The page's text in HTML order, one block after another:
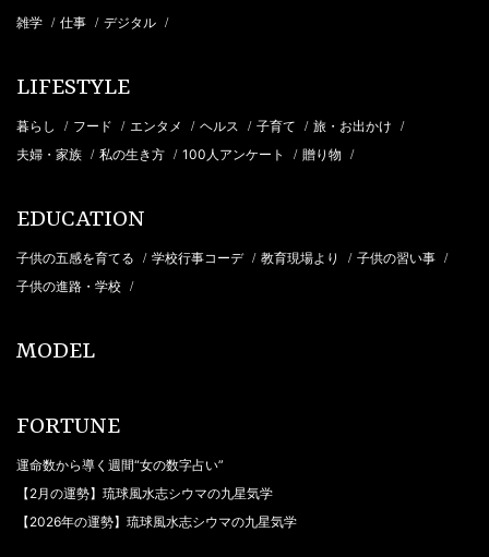
雑学 / 仕事 / デジタル /
LIFESTYLE
暮らし / フード / エンタメ / ヘルス / 子育て / 旅・お出かけ /
夫婦・家族 / 私の生き方 / 100人アンケート / 贈り物 /
EDUCATION
子供の五感を育てる / 学校行事コーデ / 教育現場より / 子供の習い事 /
子供の進路・学校 /
MODEL
FORTUNE
運命数から導く週間“女の数字占い”
【2月の運勢】琉球風水志シウマの九星気学
【2026年の運勢】琉球風水志シウマの九星気学